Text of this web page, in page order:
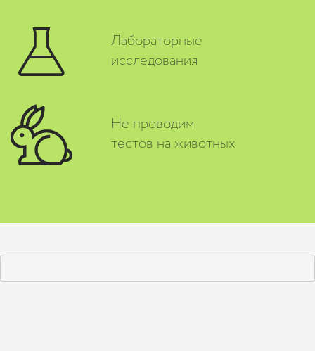
Лабораторные
исследования
Не проводим
тестов на животных